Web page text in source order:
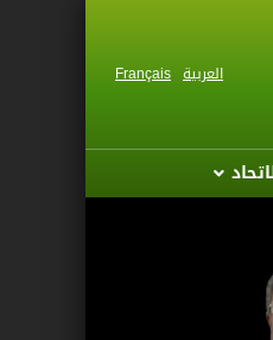
العربية Français